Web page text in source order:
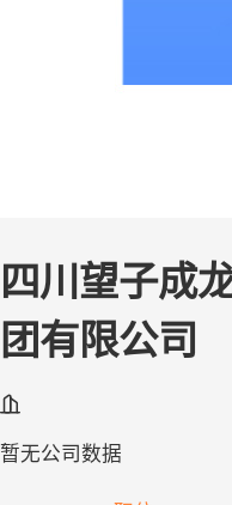
四川望子成
团有限公司
暂无公司数据